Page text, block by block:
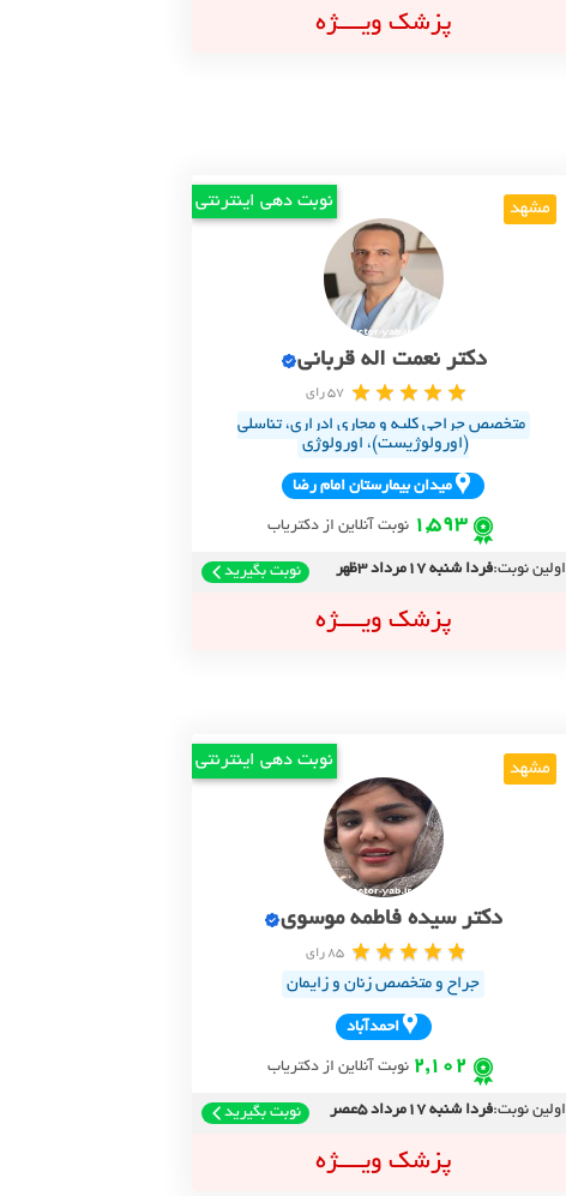
پزشک ویــــژه
مشهد نوبت دهی اینترنتی
دکتر نعمت اله قربانی
57 رای
متخصص جراحی کلیه و مجاری ادراری، تناسلی
(اورولوژیست)، اورولوژی
ميدان بيمارستان امام رضا
1,593 نوبت آنلاین از دکتریاب
اولین نوبت:فردا شنبه 17مرداد 3ظهر نوبت بگیرید
پزشک ویــــژه
مشهد نوبت دهی اینترنتی
دکتر سیده فاطمه موسوی
85 رای
جراح و متخصص زنان و زایمان
احمدآباد
2,102 نوبت آنلاین از دکتریاب
اولین نوبت:فردا شنبه 17مرداد 5عصر نوبت بگیرید
پزشک ویــــژه